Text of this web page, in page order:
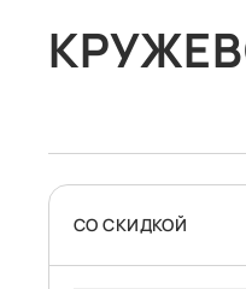
CО СКИДКОЙ